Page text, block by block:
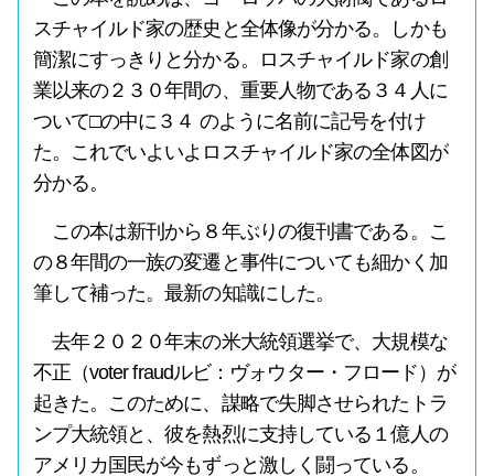
スチャイルド家の歴史と全体像が分かる。しかも
簡潔にすっきりと分かる。ロスチャイルド家の創
業以来の２３０年間の、重要人物である３４人に
ついて□の中に３４ のように名前に記号を付け
た。これでいよいよロスチャイルド家の全体図が
分かる。
この本は新刊から８年ぶりの復刊書である。こ
の８年間の一族の変遷と事件についても細かく加
筆して補った。最新の知識にした。
去年２０２０年末の米大統領選挙で、大規模な
不正（voter fraudルビ：ヴォウター・フロード）が
起きた。このために、謀略で失脚させられたトラ
ンプ大統領と、彼を熱烈に支持している１億人の
アメリカ国民が今もずっと激しく闘っている。